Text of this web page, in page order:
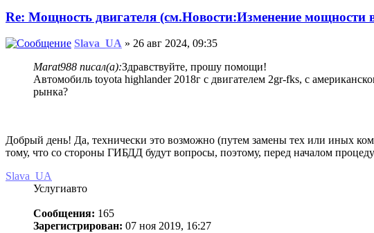
Re: Мощность двигателя (см.Новости:Изменение
Slava_UA » 26 авг 2024, 09:35
Marat988 писал(а):Здравствуйте, прошу помощи!
Автомобиль toyota highlander 2018г с двигателем 2gr-fks, с
рынка?
Добрый день! Да, технически это возможно (путем замены тех или иных
тому, что со стороны ГИБДД будут вопросы, поэтому, перед началом
Slava_UA
Услугиавто
Сообщения: 165
Зарегистрирован: 07 ноя 2019, 16:27